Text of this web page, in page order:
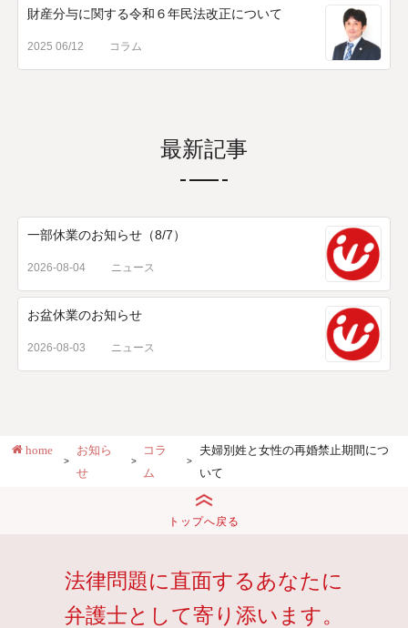
財産分与に関する令和６年民法改正について
2025 06/12 コラム
最新記事
一部休業のお知らせ（8/7）
2026-08-04 ニュース
お盆休業のお知らせ
2026-08-03 ニュース
home
お知ら
せ
コラ
ム
夫婦別姓と女性の再婚禁止期間につ
いて
トップへ戻る
法律問題に直面するあなたに
弁護士として寄り添います。